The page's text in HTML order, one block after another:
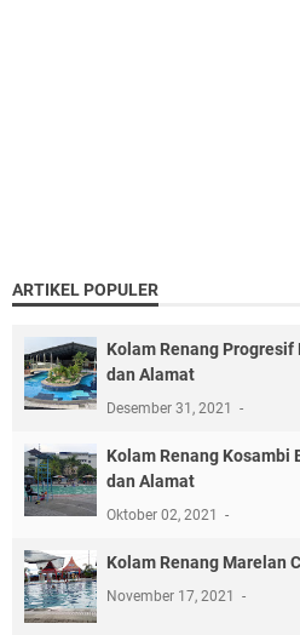
ARTIKEL POPULER
Kolam Renang Progresif
dan Alamat
Desember 31, 2021
Kolam Renang Kosambi
dan Alamat
Oktober 02, 2021
Kolam Renang Marelan
November 17, 2021